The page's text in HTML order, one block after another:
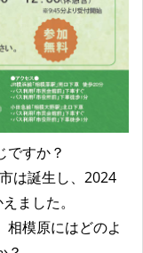
ですか？
は誕生し、2024
ました。
相模原にはどのよ